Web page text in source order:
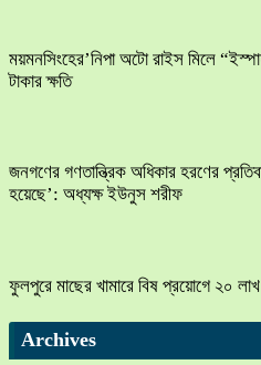
ময়মনসিংহের’নিপা অটো রাইস মিলে
টাকার ক্ষতি
জনগণের গণতান্ত্রিক অধিকার হরণের
হয়েছে’: অধ্যক্ষ ইউনুস শরীফ
ফুলপুরে মাছের খামারে বিষ প্রয়োগে ২০
Archives